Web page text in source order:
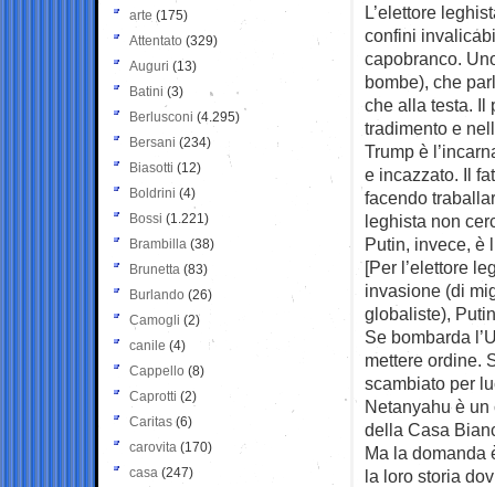
L’elettore
confini
capobranco.
bombe), che
che alla testa. Il
tradimento e
Trump è
e incazzato. Il
facendo
leghista non
Putin, invece, è
[Per l’elettore
invasione (di
globaliste),
Se bombarda
mettere ordine.
scambiato per
Netanyahu è
della Casa
Ma la domanda
la loro storia
arte (175)
Attentato (329)
Auguri (13)
Batini (3)
Berlusconi (4.295)
Bersani (234)
Biasotti (12)
Boldrini (4)
Bossi (1.221)
Brambilla (38)
Brunetta (83)
Burlando (26)
Camogli (2)
canile (4)
Cappello (8)
Caprotti (2)
Caritas (6)
carovita (170)
casa (247)